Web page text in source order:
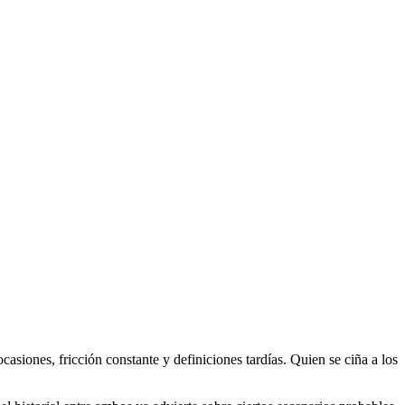
fricción constante y definiciones tardías. Quien se ciña a los